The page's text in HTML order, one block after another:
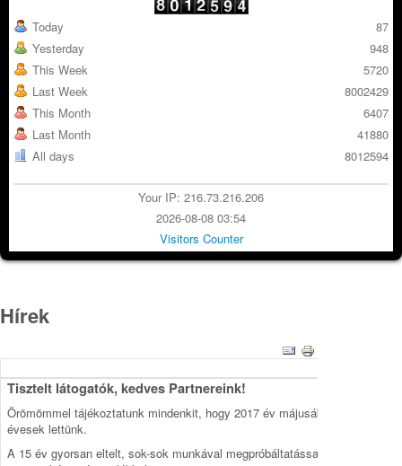
Today
Yesterday
This Week
Last Week
This Month
Last Month
All days
87
948
5720
8002429
6407
41880
8012594
Your IP: 216.73.216.206
2026-08-08 03:54
Visitors Counter
Hírek
Tisztelt látogatók, kedves Partnereink!
Örömömmel tájékoztatunk mindenkit, hogy 2017 év májusában 15
évesek lettünk.
A 15 év gyorsan eltelt, sok-sok munkával megpróbáltatással, de sok